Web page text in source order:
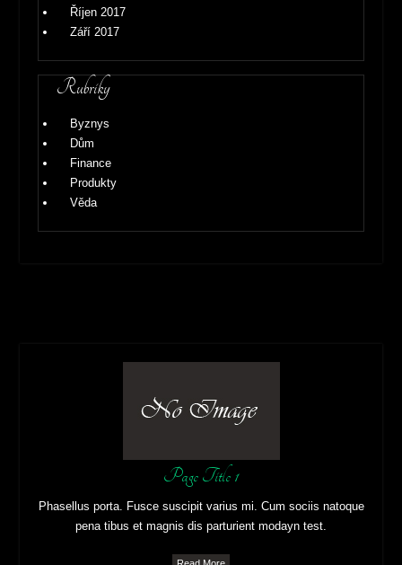
Říjen 2017
Září 2017
Rubriky
Byznys
Dům
Finance
Produkty
Věda
Page Title 1
Phasellus porta. Fusce suscipit varius mi. Cum sociis natoque
pena tibus et magnis dis parturient modayn test.